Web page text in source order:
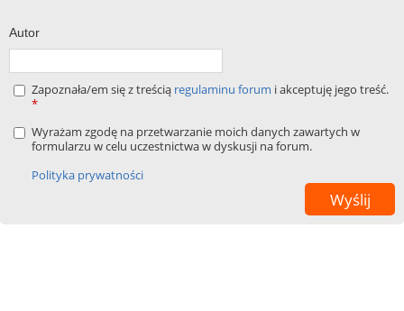
Autor
Zapoznała/em się z treścią regulaminu forum i akceptuję jego treść.
*
Wyrażam zgodę na przetwarzanie moich danych zawartych w
formularzu w celu uczestnictwa w dyskusji na forum.
Polityka prywatności